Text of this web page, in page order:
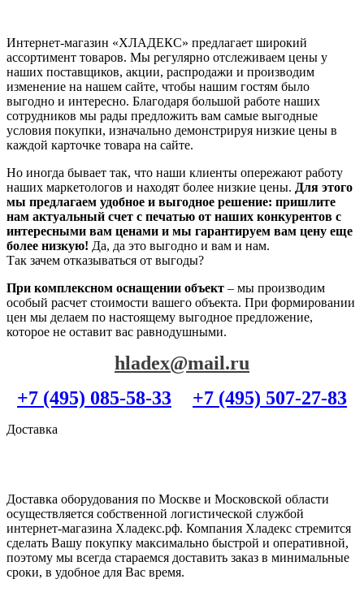
Интернет-магазин «ХЛАДЕКС» предлагает широкий
ассортимент товаров. Мы регулярно отслеживаем цены у
наших поставщиков, акции, распродажи и производим
изменение на нашем сайте, чтобы нашим гостям было
выгодно и интересно. Благодаря большой работе наших
сотрудников мы рады предложить вам самые выгодные
условия покупки, изначально демонстрируя низкие цены в
каждой карточке товара на сайте.
Но иногда бывает так, что наши клиенты опережают работу
наших маркетологов и находят более низкие цены. Для этого
мы предлагаем удобное и выгодное решение: пришлите
нам актуальный счет с печатью от наших конкурентов с
интересными вам ценами и мы гарантируем вам цену еще
более низкую! Да, да это выгодно и вам и нам.
Так зачем отказываться от выгоды?
При комплексном оснащении объект – мы производим
особый расчет стоимости вашего объекта. При формировании
цен мы делаем по настоящему выгодное предложение,
которое не оставит вас равнодушными.
hladex@mail.ru
+7 (495) 085-58-33
+7 (495) 507-27-83
Доставка
Доставка оборудования по Москве и Московской области
осуществляется собственной логистической службой
интернет-магазина Хладекс.рф. Компания Хладекс стремится
сделать Вашу покупку максимально быстрой и оперативной,
поэтому мы всегда стараемся доставить заказ в минимальные
сроки, в удобное для Вас время.